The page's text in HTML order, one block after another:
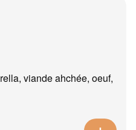
viande ahchée, oeuf,